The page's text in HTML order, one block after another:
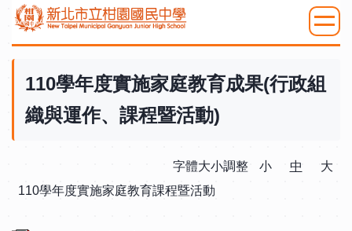
跳
主
區
110學年度實施家庭教育成果(行政組
織與運作、課程暨活動)
字體大小調整 小 中
大
110學年度實施家庭教育課程暨活動